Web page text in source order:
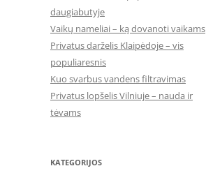
daugiabutyje
Vaikų nameliai – ką dovanoti vaikams
Privatus darželis Klaipėdoje – vis
populiaresnis
Kuo svarbus vandens filtravimas
Privatus lopšelis Vilniuje – nauda ir
tėvams
KATEGORIJOS